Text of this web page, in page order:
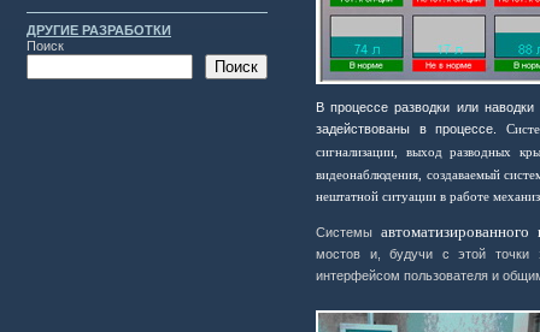
ДРУГИЕ РАЗРАБОТКИ
Поиск
Поиск
В процессе разводки или
задействованы в процессе.
сигнализации, выход разводных
видеонаблюдения, создаваемый
нештатной ситуации в работе
Системы
мостов и, будучи с этой точки
интерфейсом пользователя и